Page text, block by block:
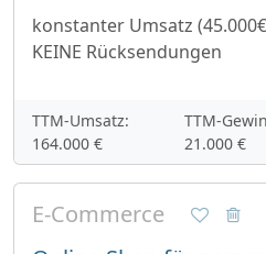
konstanter Umsatz
KEINE Rücksendungen
TTM-Umsatz:
164.000 €
TTM-
21.000 €
E-Commerce